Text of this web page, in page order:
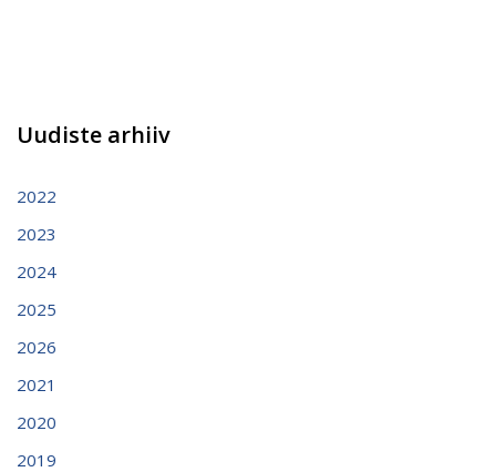
Uudiste arhiiv
2022
2023
2024
2025
2026
2021
2020
2019